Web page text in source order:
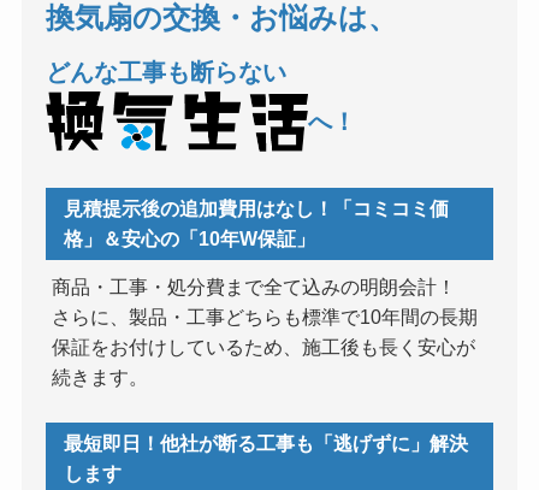
換気扇の交換・お悩みは、
どんな工事も断らない
へ！
見積提示後の追加費用はなし！「コミコミ価
格」＆安心の「10年W保証」
商品・工事・処分費まで全て込みの明朗会計！
さらに、製品・工事どちらも標準で10年間の長期
保証をお付けしているため、施工後も長く安心が
続きます。
最短即日！他社が断る工事も「逃げずに」解決
します